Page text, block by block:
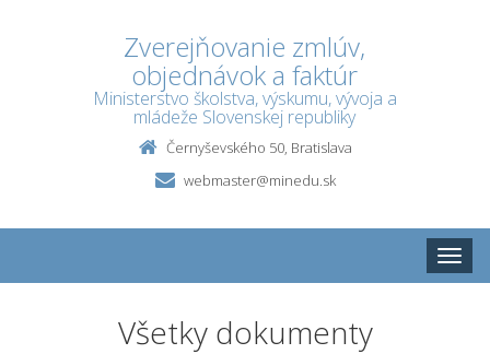
Zverejňovanie zmlúv,
objednávok a faktúr
Ministerstvo školstva, výskumu, vývoja a
mládeže Slovenskej republiky
Černyševského 50, Bratislava
webmaster@minedu.sk
Toggle
Všetky dokumenty